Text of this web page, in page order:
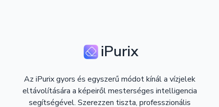
iPurix
Az iPurix gyors és egyszerű módot kínál a vízjelek
eltávolítására a képeiről mesterséges intelligencia
segítségével. Szerezzen tiszta, professzionális